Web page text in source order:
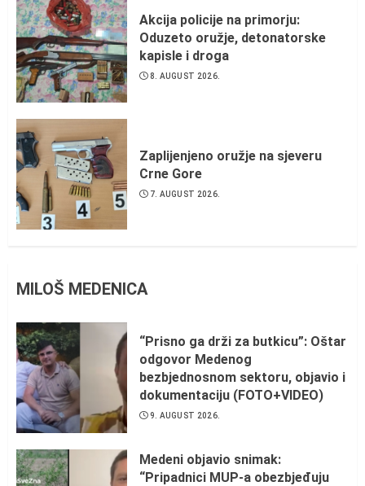
Akcija policije na primorju:
Oduzeto oružje, detonatorske
kapisle i droga
8. AUGUST 2026.
Zaplijenjeno oružje na sjeveru
Crne Gore
7. AUGUST 2026.
MILOŠ MEDENICA
“Prisno ga drži za butkicu”: Oštar
odgovor Medenog
bezbjednosnom sektoru, objavio i
dokumentaciju (FOTO+VIDEO)
9. AUGUST 2026.
Medeni objavio snimak:
“Pripadnici MUP-a obezbjeđuju